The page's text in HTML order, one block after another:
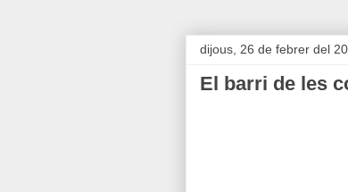
dijous, 26 de febrer del
El barri de les